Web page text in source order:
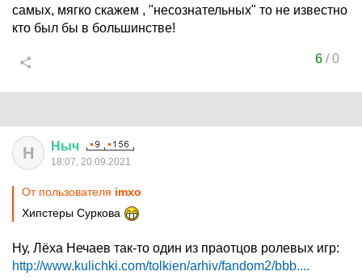
самых, мягко скажем , "несознательных" то не известно
кто был бы в большинстве!
6/0
Н Ныч
18:07, 20.09.2021
От пользователя imxo
Хипстеры Суркова
Ну, Лёха Нечаев так-то один из праотцов ролевых игр:
http://www.kulichki.com/tolkien/arhiv/fandom2/bbb....